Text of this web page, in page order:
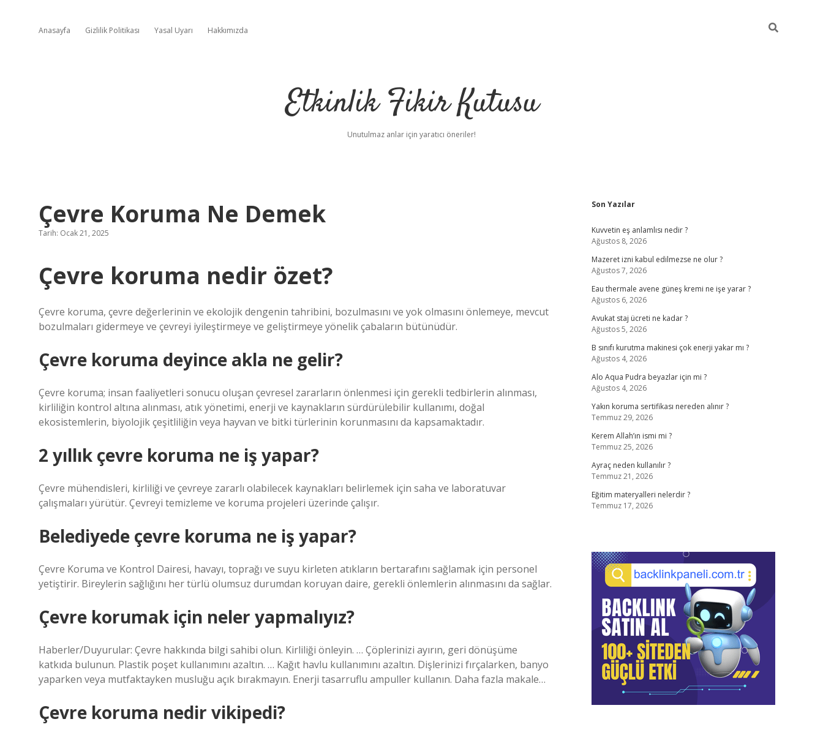
Anasayfa Gizlilik Politikası Yasal Uyarı Hakkımızda
Etkinlik Fikir Kutusu
Unutulmaz anlar için yaratıcı öneriler!
Çevre Koruma Ne Demek
Tarih: Ocak 21, 2025
Çevre koruma nedir özet?
Çevre koruma, çevre değerlerinin ve ekolojik dengenin tahribini, bozulmasını ve yok olmasını önlemeye, mevcut
bozulmaları gidermeye ve çevreyi iyileştirmeye ve geliştirmeye yönelik çabaların bütünüdür.
Çevre koruma deyince akla ne gelir?
Çevre koruma; insan faaliyetleri sonucu oluşan çevresel zararların önlenmesi için gerekli tedbirlerin alınması,
kirliliğin kontrol altına alınması, atık yönetimi, enerji ve kaynakların sürdürülebilir kullanımı, doğal
ekosistemlerin, biyolojik çeşitliliğin veya hayvan ve bitki türlerinin korunmasını da kapsamaktadır.
2 yıllık çevre koruma ne iş yapar?
Çevre mühendisleri, kirliliği ve çevreye zararlı olabilecek kaynakları belirlemek için saha ve laboratuvar
çalışmaları yürütür. Çevreyi temizleme ve koruma projeleri üzerinde çalışır.
Belediyede çevre koruma ne iş yapar?
Çevre Koruma ve Kontrol Dairesi, havayı, toprağı ve suyu kirleten atıkların bertarafını sağlamak için personel
yetiştirir. Bireylerin sağlığını her türlü olumsuz durumdan koruyan daire, gerekli önlemlerin alınmasını da sağlar.
Çevre korumak için neler yapmalıyız?
Haberler/Duyurular: Çevre hakkında bilgi sahibi olun. Kirliliği önleyin. … Çöplerinizi ayırın, geri dönüşüme
katkıda bulunun. Plastik poşet kullanımını azaltın. … Kağıt havlu kullanımını azaltın. Dişlerinizi fırçalarken, banyo
yaparken veya mutfaktayken musluğu açık bırakmayın. Enerji tasarruflu ampuller kullanın. Daha fazla makale…
Çevre koruma nedir vikipedi?
Sidebar
Son Yazılar
Kuvvetin eş anlamlısı nedir ?
Ağustos 8, 2026
Mazeret izni kabul edilmezse ne olur ?
Ağustos 7, 2026
Eau thermale avene güneş kremi ne işe yarar ?
Ağustos 6, 2026
Avukat staj ücreti ne kadar ?
Ağustos 5, 2026
B sınıfı kurutma makinesi çok enerji yakar mı ?
Ağustos 4, 2026
Alo Aqua Pudra beyazlar için mi ?
Ağustos 4, 2026
Yakın koruma sertifikası nereden alınır ?
Temmuz 29, 2026
Kerem Allah’ın ismi mi ?
Temmuz 25, 2026
Ayraç neden kullanılır ?
Temmuz 21, 2026
Eğitim materyalleri nelerdir ?
Temmuz 17, 2026